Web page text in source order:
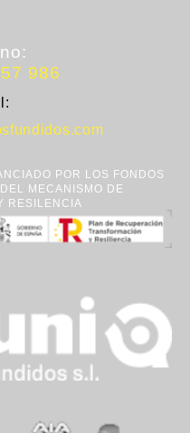
986
POR LOS FONDOS
MECANISMO DE
RESILENCIA